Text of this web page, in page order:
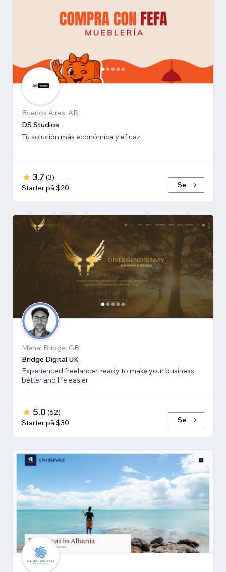
Buenos Aires, AR
DS Studios
Tú solución más económica y eficaz
3.7 (3)
Starter på $20
Se
Menai Bridge, GB
Bridge Digital UK
Experienced freelancer, ready to make your business
better and life easier
5.0 (62)
Starter på $30
Se